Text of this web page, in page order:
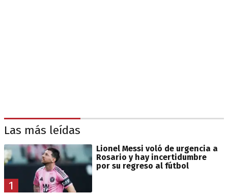
Las más leídas
1
Lionel Messi voló de urgencia a
Rosario y hay incertidumbre
por su regreso al fútbol